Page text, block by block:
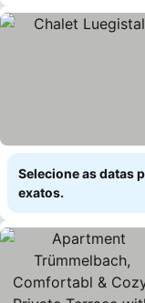
Selecione as datas
exatos.